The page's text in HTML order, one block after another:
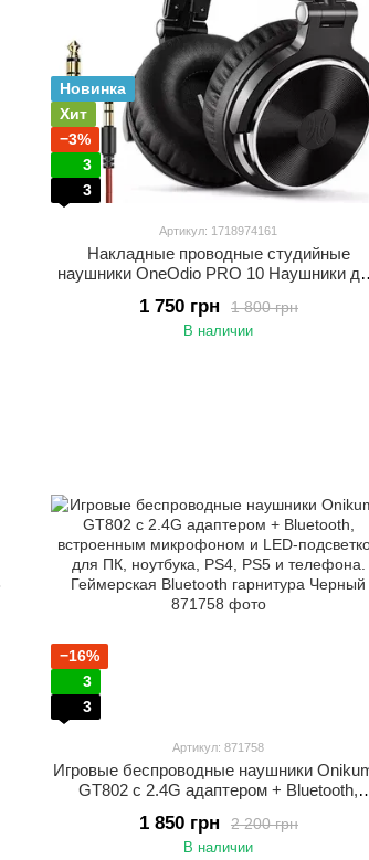
Новинка
Хит
−3%
3
3
Артикул: 1718974161
Накладные проводные студийные
наушники OneOdio PRO 10 Наушники
1 800 грн
1 750 грн
В наличии
−16%
3
3
Артикул: 871758
Игровые беспроводные наушники
GT802 с 2.4G адаптером + Bluetooth,
для ПК, ноутбука, PS4, PS5 и телефона.
Геймерская Bluetooth гарнитура Черный
2 200 грн
1 850 грн
В наличии